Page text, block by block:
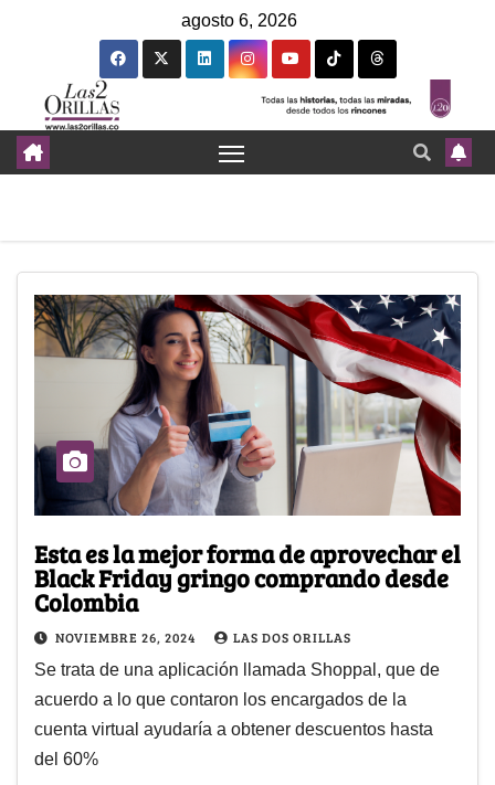
agosto 6, 2026
Esta es la mejor forma de aprovechar el
Black Friday gringo comprando desde
Colombia
NOVIEMBRE 26, 2024 LAS DOS ORILLAS
Se trata de una aplicación llamada Shoppal, que de
acuerdo a lo que contaron los encargados de la
cuenta virtual ayudaría a obtener descuentos hasta
del 60%